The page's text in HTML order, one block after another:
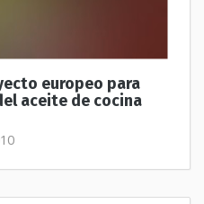
europeo para
aceite de cocina